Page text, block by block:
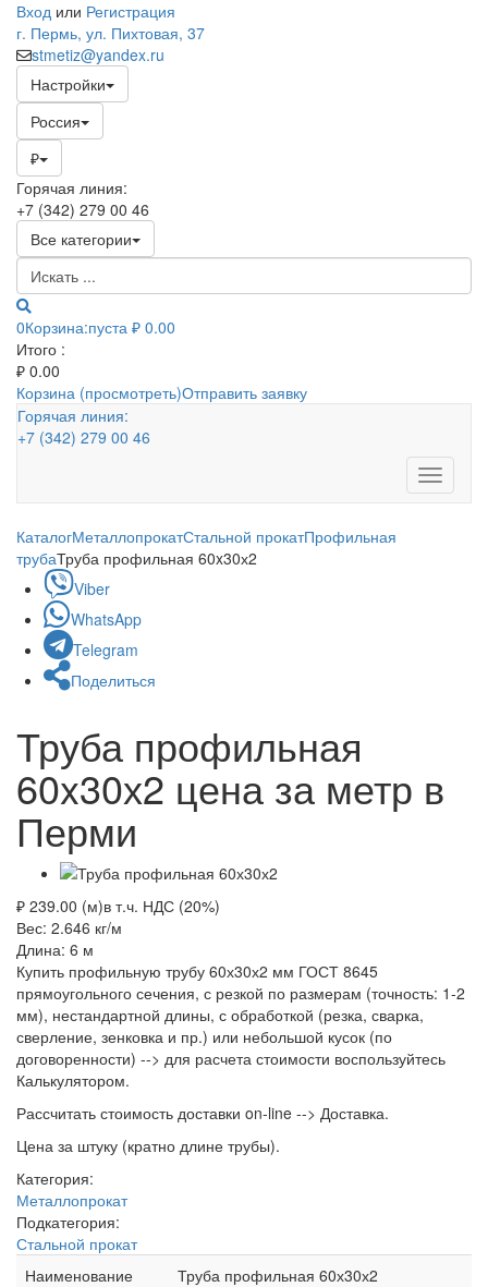
Вход или Регистрация
г. Пермь, ул. Пихтовая, 37
stmetiz@yandex.ru
Настройки
Россия
₽
Горячая линия:
+7 (342) 279 00 46
Все категории
0Корзина:пуста ₽ 0.00
Итого :
₽ 0.00
Корзина (просмотреть)Отправить заявку
Горячая линия:
+7 (342) 279 00 46
Toggle
КаталогМеталлопрокатСтальной прокатПрофильная
трубаТруба профильная 60x30х2
Viber
WhatsApp
Telegram
Поделиться
Труба профильная
60x30х2 цена за метр в
Перми
₽ 239.00 (м)в т.ч. НДС (20%)
Вес: 2.646 кг/м
Длина: 6 м
Купить профильную трубу 60х30х2 мм ГОСТ 8645
прямоугольного сечения, с резкой по размерам (точность: 1-2
мм), нестандартной длины, с обработкой (резка, сварка,
сверление, зенковка и пр.) или небольшой кусок (по
договоренности) --> для расчета стоимости воспользуйтесь
Калькулятором.
Рассчитать стоимость доставки on-line --> Доставка.
Цена за штуку (кратно длине трубы).
Категория:
Металлопрокат
Подкатегория:
Стальной прокат
Наименование
Труба профильная 60х30х2